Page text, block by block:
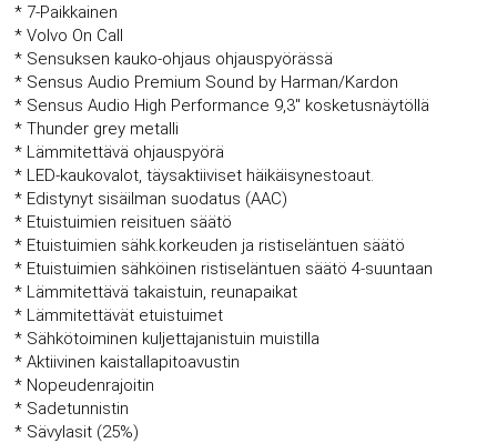
* 7-Paikkainen
* Volvo On Call
* Sensuksen kauko-ohjaus ohjauspyörässä
* Sensus Audio Premium Sound by Harman/Kardon
* Sensus Audio High Performance 9,3" kosketusnäytöllä
* Thunder grey metalli
* Lämmitettävä ohjauspyörä
* LED-kaukovalot, täysaktiiviset häikäisynestoaut.
* Edistynyt sisäilman suodatus (AAC)
* Etuistuimien reisituen säätö
* Etuistuimien sähk.korkeuden ja ristiseläntuen säätö
* Etuistuimien sähköinen ristiseläntuen säätö 4-suuntaan
* Lämmitettävä takaistuin, reunapaikat
* Lämmitettävät etuistuimet
* Sähkötoiminen kuljettajanistuin muistilla
* Aktiivinen kaistallapitoavustin
* Nopeudenrajoitin
* Sadetunnistin
* Sävylasit (25%)